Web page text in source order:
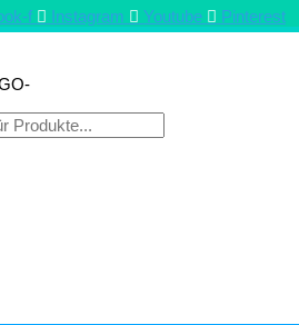
f Instagram Youtube Pinterest